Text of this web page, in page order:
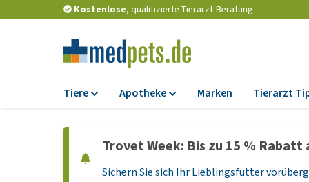
Kostenlose, qualifizierte Tierarzt-Beratung
Tiere
Trockenfutter
Nassfutter
Apotheke
Zeckenschutz und
Flohmittel
Marken Tierarzt
Trovet Week: Bis zu 15 %
Sichern Sie sich Ihr Lieblingsfutter